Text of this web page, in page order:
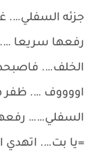
جزئه السفلي….
رفعها سريعا
الخلف….
اووووف …. ظفر
السفلي……
=يا بت….